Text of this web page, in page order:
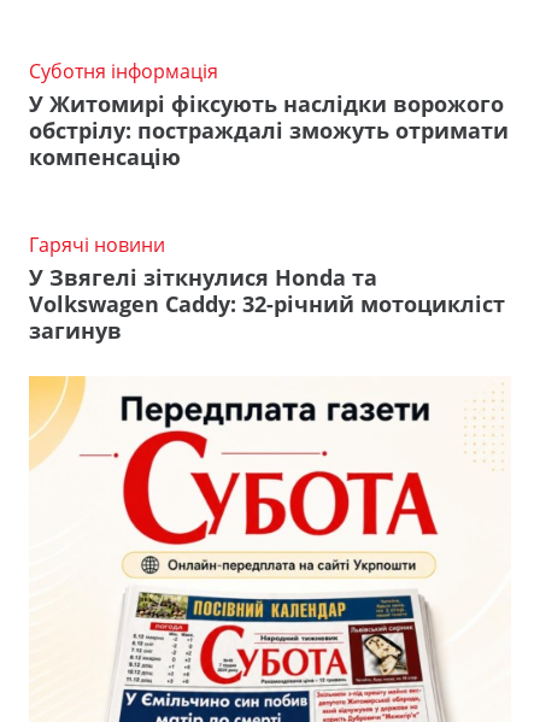
Суботня інформація
У Житомирі фіксують наслідки ворожого
обстрілу: постраждалі зможуть отримати
компенсацію
Гарячі новини
У Звягелі зіткнулися Honda та
Volkswagen Caddy: 32-річний мотоцикліст
загинув